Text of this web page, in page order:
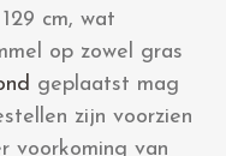
cm, wat
op zowel gras
geplaatst mag
zijn voorzien
voorkoming van